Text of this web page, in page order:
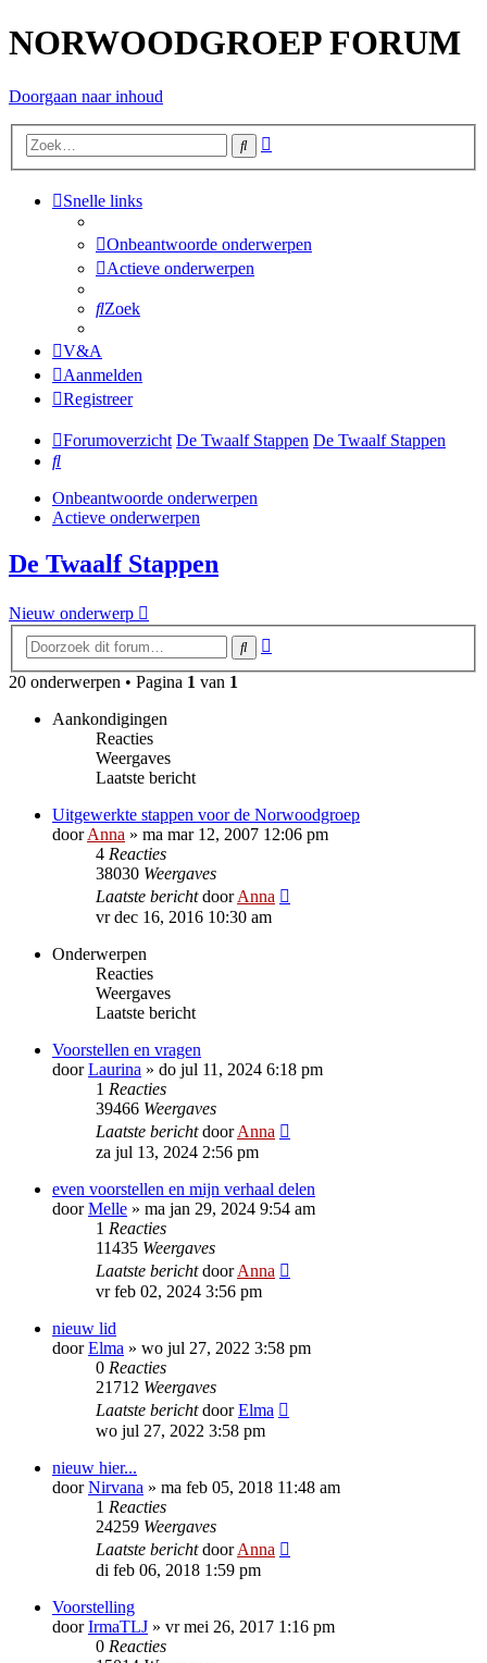
NORWOODGROEP FORUM
Doorgaan naar inhoud
Zoek
Snelle links
Onbeantwoorde onderwerpen
Actieve onderwerpen
Zoek
V&A
Aanmelden
Registreer
Forumoverzicht De Twaalf Stappen De Twaalf Stappen
Zoek
Onbeantwoorde onderwerpen
Actieve onderwerpen
De Twaalf Stappen
Nieuw onderwerp
Zoek
20 onderwerpen • Pagina 1 van 1
Aankondigingen
Reacties
Weergaves
Laatste bericht
Uitgewerkte stappen voor de Norwoodgroep
doorAnna » ma mar 12, 2007 12:06 pm
4 Reacties
38030 Weergaves
Laatste berichtdoorAnna
vr dec 16, 2016 10:30 am
Onderwerpen
Reacties
Weergaves
Laatste bericht
Voorstellen en vragen
doorLaurina » do jul 11, 2024 6:18 pm
1 Reacties
39466 Weergaves
Laatste berichtdoorAnna
za jul 13, 2024 2:56 pm
even voorstellen en mijn verhaal delen
doorMelle » ma jan 29, 2024 9:54 am
1 Reacties
11435 Weergaves
Laatste berichtdoorAnna
vr feb 02, 2024 3:56 pm
nieuw lid
doorElma » wo jul 27, 2022 3:58 pm
0 Reacties
21712 Weergaves
Laatste berichtdoorElma
wo jul 27, 2022 3:58 pm
nieuw hier...
doorNirvana » ma feb 05, 2018 11:48 am
1 Reacties
24259 Weergaves
Laatste berichtdoorAnna
di feb 06, 2018 1:59 pm
Voorstelling
doorIrmaTLJ » vr mei 26, 2017 1:16 pm
0 Reacties